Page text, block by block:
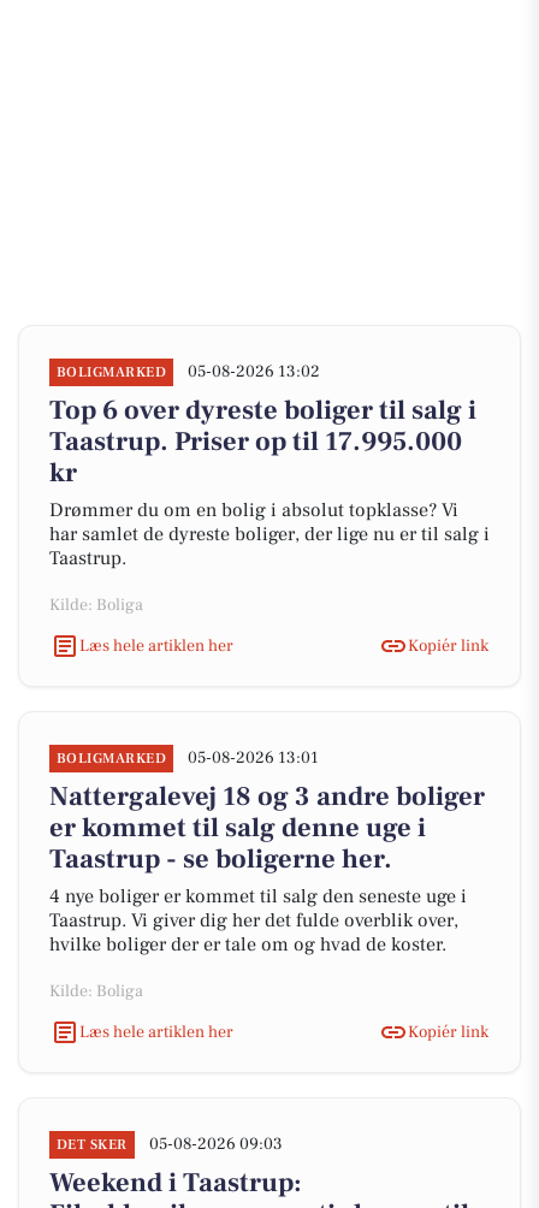
BOLIGMARKED 05-08-2026 13:02
Top 6 over dyreste boliger til salg i
Taastrup. Priser op til 17.995.000
kr
Drømmer du om en bolig i absolut topklasse? Vi
har samlet de dyreste boliger, der lige nu er til salg i
Taastrup.
Kilde: Boliga
Læs hele artiklen her
Kopiér link
BOLIGMARKED 05-08-2026 13:01
Nattergalevej 18 og 3 andre boliger
er kommet til salg denne uge i
Taastrup - se boligerne her.
4 nye boliger er kommet til salg den seneste uge i
Taastrup. Vi giver dig her det fulde overblik over,
hvilke boliger der er tale om og hvad de koster.
Kilde: Boliga
Læs hele artiklen her
Kopiér link
DET SKER 05-08-2026 09:03
Weekend i Taastrup: